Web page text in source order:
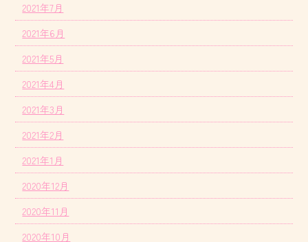
2021年7月
2021年6月
2021年5月
2021年4月
2021年3月
2021年2月
2021年1月
2020年12月
2020年11月
2020年10月